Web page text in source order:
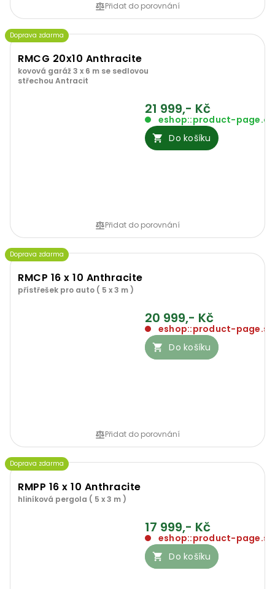
Přidat do porovnání
Doprava zdarma
RMCG 20x10 Anthracite
kovová garáž 3 x 6 m se sedlovou
střechou Antracit
21 999,- Kč
eshop::product-
Do košíku
Přidat do porovnání
Doprava zdarma
RMCP 16 x 10 Anthracite
přístřešek pro auto ( 5 x 3 m )
20 999,- Kč
eshop::product-
Do košíku
Přidat do porovnání
Doprava zdarma
RMPP 16 x 10 Anthracite
hliníková pergola ( 5 x 3 m )
17 999,- Kč
eshop::product-
Do košíku